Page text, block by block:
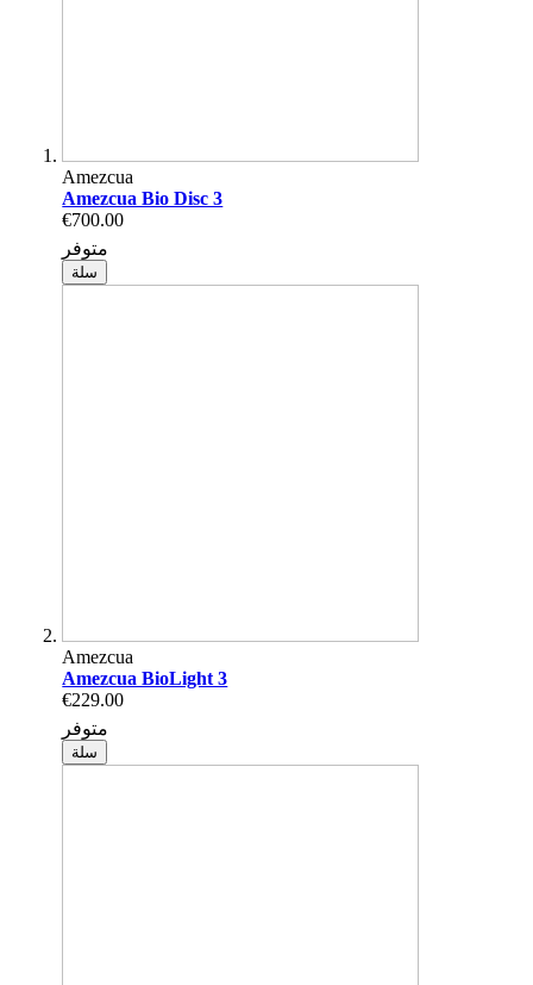
Amezcua
Amezcua Bio Disc 3
€700.00
متوفر
سلة
Amezcua
Amezcua BioLight 3
€229.00
متوفر
سلة